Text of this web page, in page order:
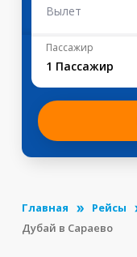
Вылет
Пассажир
1 Пассажир
Главная Рейсы
Дубай в Сараево